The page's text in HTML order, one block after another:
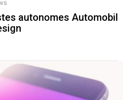
autonomes Automobil